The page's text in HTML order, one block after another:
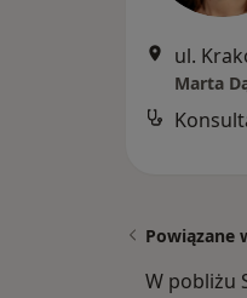
ul.
Powiązane
W pobliżu